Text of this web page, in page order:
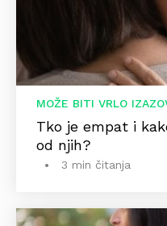
MOŽE BITI VRLO
Tko je empat i
od njih?
3 min čitanja